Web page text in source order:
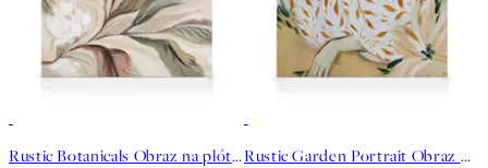
Rustic Botanicals Obraz na płótnie Rustic Garden Portrait Obraz na płótnie